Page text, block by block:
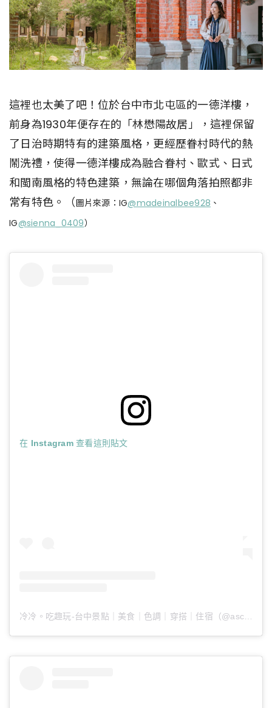
這裡也太美了吧！位於台中市北屯區的一德洋樓，
前身為1930年便存在的「林懋陽故居」，這裡保留
了日治時期特有的建築風格，更經歷眷村時代的熱
鬧洗禮，使得一德洋樓成為融合眷村、歐式、日式
和閩南風格的特色建築，無論在哪個角落拍照都非
常有特色。（圖片來源：IG@madeinalbee928 、
IG@sienna_0409）
在 Instagram 查看這則貼文
冷冷。吃趣玩-台中景點｜美食｜色調｜穿搭｜住宿（@ascoldaswater）分享的貼文